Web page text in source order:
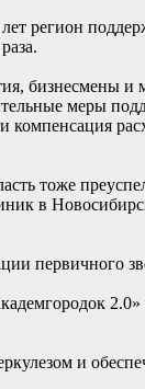
регион
бизнесмены и
меры
тоже
в
первичного
2.0»
и